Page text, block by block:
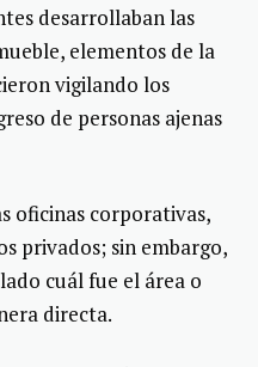
desarrollaban las
elementos de la
vigilando los
de personas ajenas
oficinas corporativas,
privados; sin embargo,
cuál fue el área o
directa.